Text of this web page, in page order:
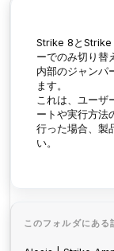
Strike 8とStrike
ーでのみ切り替
内部のジャンパ
ます。
これは、ユーザ
ートや実行方法
行った場合、製
い。
このフォルダにある